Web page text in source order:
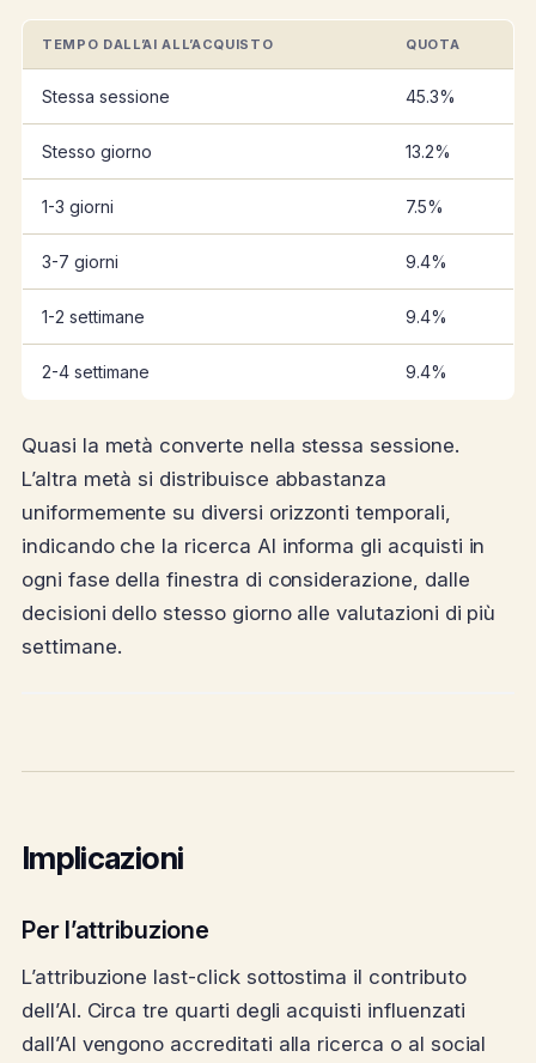
TEMPO DALL’AI ALL’ACQUISTO QUOTA
Stessa sessione 45.3%
Stesso giorno 13.2%
1-3 giorni 7.5%
3-7 giorni 9.4%
1-2 settimane 9.4%
2-4 settimane 9.4%
Quasi la metà converte nella stessa sessione.
L’altra metà si distribuisce abbastanza
uniformemente su diversi orizzonti temporali,
indicando che la ricerca AI informa gli acquisti in
ogni fase della finestra di considerazione, dalle
decisioni dello stesso giorno alle valutazioni di più
settimane.
Implicazioni
Per l’attribuzione
L’attribuzione last-click sottostima il contributo
dell’AI. Circa tre quarti degli acquisti influenzati
dall’AI vengono accreditati alla ricerca o al social